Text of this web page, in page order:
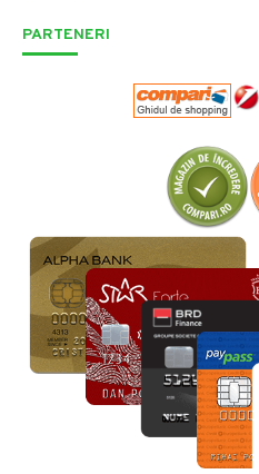
PARTENERI